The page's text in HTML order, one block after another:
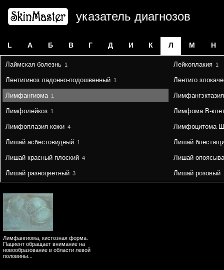
указатель диагнозов
L А Б В Г Д И К Л М Н
Лаймская болезнь1 Лейкоплакия1
Лентигиноз ладонно-подошвенный1 Лентиго
Лимфангиома 1 Лимфангэктазия
Лимфолейкоз1 Лимфома B-
Лимфоплазия кожи4 Лимфоцитома
Лишай асбестовидный1 Лишай
Лишай красный плоский4 Лишай
Лишай разноцветный3 Лишай розовый
Лимфангиома, кистозная форма.
Пациент обращает внимание на
новообразование в области левой
половины...